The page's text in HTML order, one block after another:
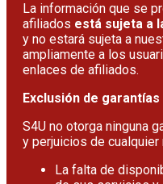
La información que se
afiliados está sujeta a
y no estará sujeta a
ampliamente a los
enlaces de afiliados.
Exclusión de
S4U no otorga ninguna
y perjuicios de cualquier
La falta de